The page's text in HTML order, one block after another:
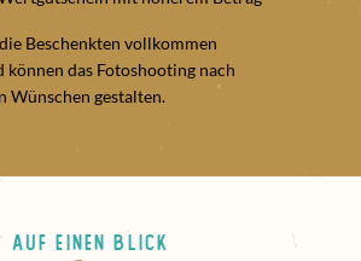
Beschenkten vollkommen
können das Fotoshooting nach
Wünschen gestalten.
Auf einen Blick